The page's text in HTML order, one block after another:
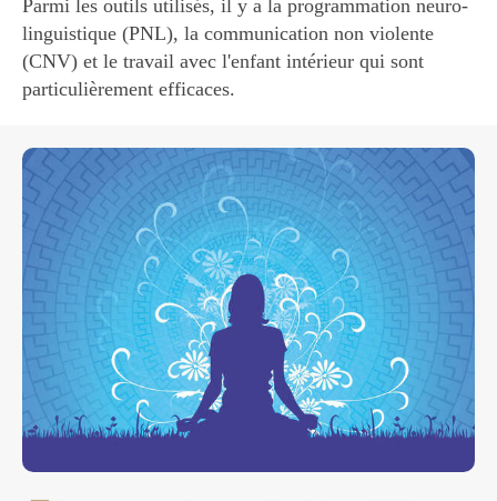
Parmi les outils utilisés, il y a la programmation neuro-
linguistique (PNL), la communication non violente
(CNV) et le travail avec l'enfant intérieur qui sont
particulièrement efficaces.